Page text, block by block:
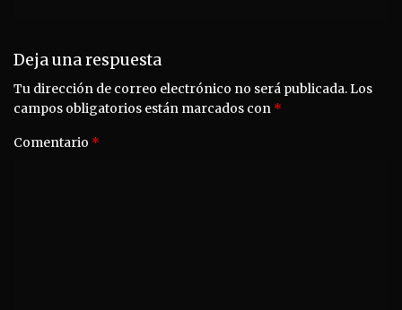
Deja una respuesta
Tu dirección de correo electrónico no será publicada.Los
campos obligatorios están marcados con *
Comentario *